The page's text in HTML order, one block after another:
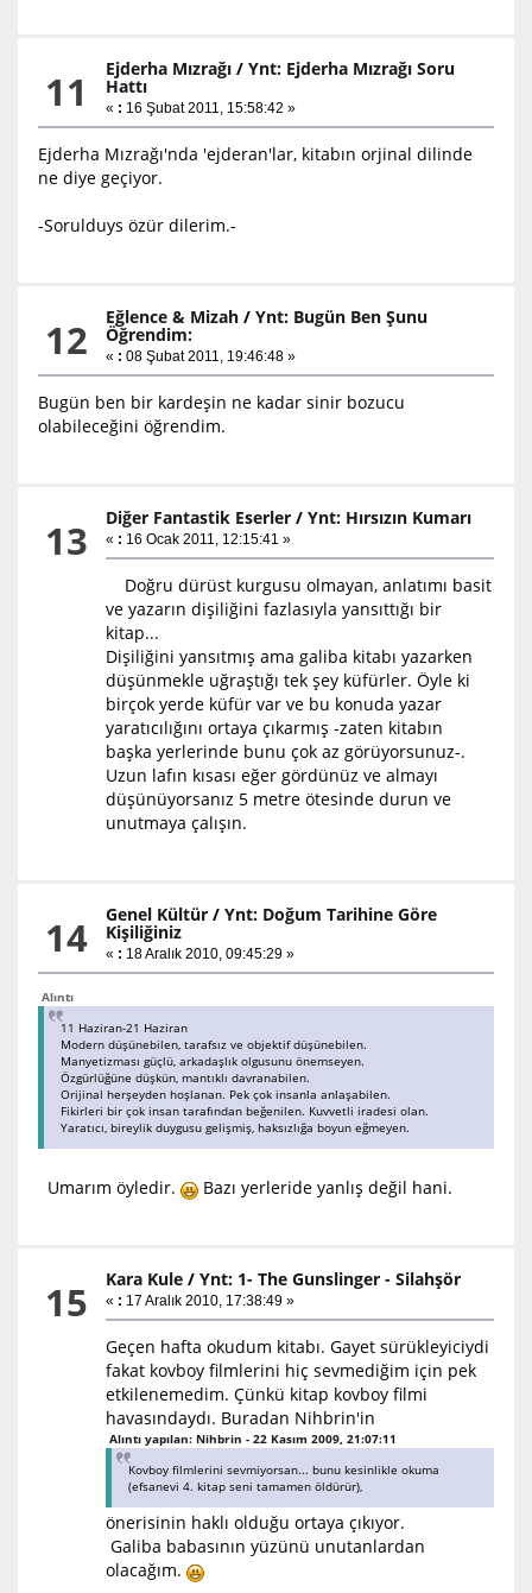
11 Ejderha Mızrağı /Ynt: Ejderha Mızrağı Soru
Hattı
« : 16 Şubat 2011, 15:58:42 »
Ejderha Mızrağı'nda 'ejderan'lar, kitabın orjinal dilinde
ne diye geçiyor.
-Sorulduys özür dilerim.-
12 Eğlence & Mizah /Ynt: Bugün Ben Şunu
Öğrendim:
« : 08 Şubat 2011, 19:46:48 »
Bugün ben bir kardeşin ne kadar sinir bozucu
olabileceğini öğrendim.
13 Diğer Fantastik Eserler /Ynt: Hırsızın Kumarı
« : 16 Ocak 2011, 12:15:41 »
Doğru dürüst kurgusu olmayan, anlatımı basit
ve yazarın dişiliğini fazlasıyla yansıttığı bir
kitap...
Dişiliğini yansıtmış ama galiba kitabı yazarken
düşünmekle uğraştığı tek şey küfürler. Öyle ki
birçok yerde küfür var ve bu konuda yazar
yaratıcılığını ortaya çıkarmış -zaten kitabın
başka yerlerinde bunu çok az görüyorsunuz-.
Uzun lafın kısası eğer gördünüz ve almayı
düşünüyorsanız 5 metre ötesinde durun ve
unutmaya çalışın.
14 Genel Kültür /Ynt: Doğum Tarihine Göre
Kişiliğiniz
« : 18 Aralık 2010, 09:45:29 »
Alıntı
11 Haziran-21 Haziran
Modern düşünebilen, tarafsız ve objektif düşünebilen.
Manyetizması güçlü, arkadaşlık olgusunu önemseyen.
Özgürlüğüne düşkün, mantıklı davranabilen.
Orijinal herşeyden hoşlanan. Pek çok insanla anlaşabilen.
Fikirleri bir çok insan tarafından beğenilen. Kuvvetli iradesi olan.
Yaratıcı, bireylik duygusu gelişmiş, haksızlığa boyun eğmeyen.
Umarım öyledir. Bazı yerleride yanlış değil hani.
15 Kara Kule /Ynt: 1- The Gunslinger - Silahşör
« : 17 Aralık 2010, 17:38:49 »
Geçen hafta okudum kitabı. Gayet sürükleyiciydi
fakat kovboy filmlerini hiç sevmediğim için pek
etkilenemedim. Çünkü kitap kovboy filmi
havasındaydı. Buradan Nihbrin'in
Alıntı yapılan: Nihbrin - 22 Kasım 2009, 21:07:11
Kovboy filmlerini sevmiyorsan... bunu kesinlikle okuma
(efsanevi 4. kitap seni tamamen öldürür),
önerisinin haklı olduğu ortaya çıkıyor.
Galiba babasının yüzünü unutanlardan
olacağım.